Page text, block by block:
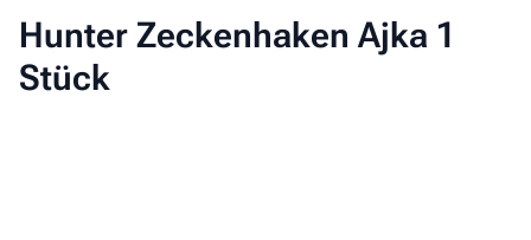
Hunter Zeckenhaken Ajka 1
Stück